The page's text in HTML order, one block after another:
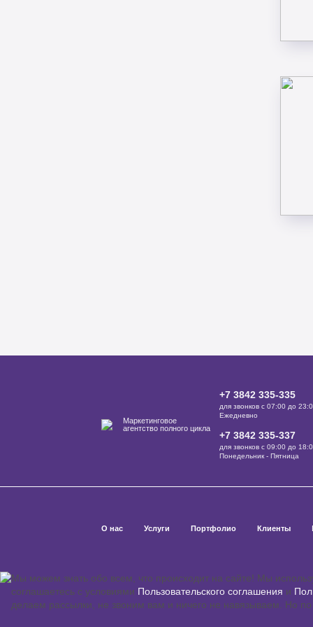
Маркетинговое
агентство полного цикла
+7 3842 335‑335
для звонков с 07:00 до
Ежедневно
+7 3842 335‑337
для звонков с 09:00 до
Понедельник - Пятница
О нас Услуги Портфолио Клиенты
Мы можем знать обо всем, что происходит на сайте! Мы
соглашаетесь с условиями Пользовательского соглашения и
делаем рассылки, не звоним вам и ничего не навязываем. Но